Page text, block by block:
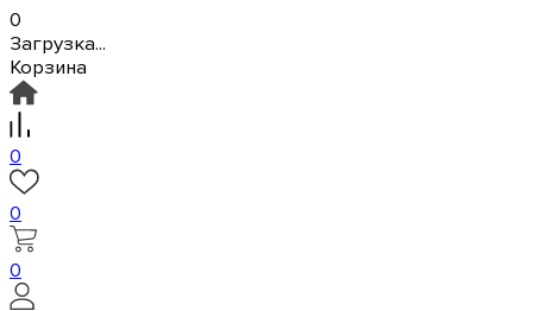
0
Загрузка...
Корзина
0
0
0